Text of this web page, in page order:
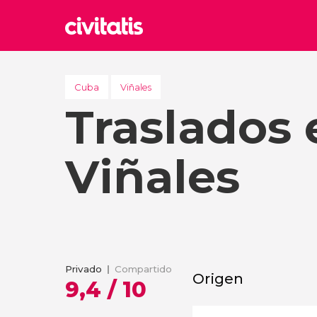
Reino
Cuba Viñales
Traslados
Viñales
Privado Compartido
9,4 / 10 Origen